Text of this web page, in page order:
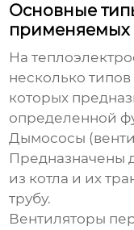
Основные
применяемых
На
несколько
которых
определенной
Дымососы
Предназначены
из котла и их
трубу.
Вентиляторы